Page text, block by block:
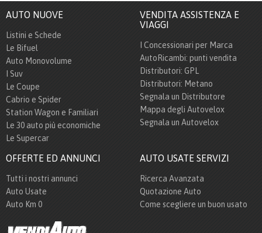
AUTO NUOVE
Listini e Schede
Le Bifuel
Auto Monovolume
I Suv
Le Coupe
Cabrio e Spider
Station Wagon e Familiari
Le 30 auto più economiche
Le Supercar
VENDITA ASSISTENZA E
VIAGGI
I Concessionari per Marca
AutoRicambi: punti vendita
Distributori: GPL
Distributori: Metano
Segnala un Distributore
Mappa degli Autovelox
Segnala un Autovelox
OFFERTE ED ANNUNCI
Tutti i nostri annunci
Auto Usate
Auto Km 0
AUTO USATE SERVIZI
Ricerca Avanzata
Quotazione Auto
Come scegliere un buon usato